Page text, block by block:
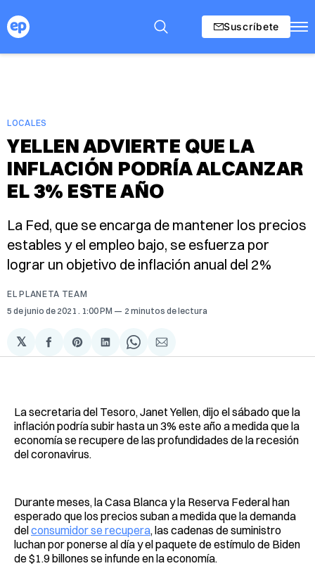
Suscríbete
LOCALES
YELLEN ADVIERTE QUE LA
INFLACIÓN PODRÍA ALCANZAR
EL 3% ESTE AÑO
La Fed, que se encarga de mantener los precios
estables y el empleo bajo, se esfuerza por
lograr un objetivo de inflación anual del 2%
EL PLANETA TEAM
5 de junio de 2021 . 1:00 PM 2 minutos de lectura
𝕏
Compartir
en
Share
on
Compartir
en
Share
on
Compartir
via
La secretaria del Tesoro, Janet Yellen, dijo el sábado que la
inflación podría subir hasta un 3% este año a medida que la
economía se recupere de las profundidades de la recesión
del coronavirus.
Durante meses, la Casa Blanca y la Reserva Federal han
esperado que los precios suban a medida que la demanda
delconsumidor se recupera, las cadenas de suministro
luchan por ponerse al día y el paquete de estímulo de Biden
de $1.9 billones se infunde en la economía.